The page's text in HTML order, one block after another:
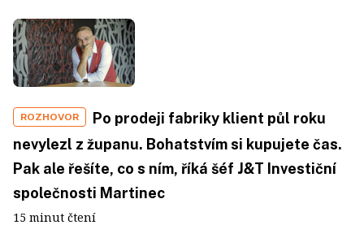
ROZHOVOR
Po prodeji fabriky klient půl roku
nevylezl z županu. Bohatstvím si kupujete čas.
Pak ale řešíte, co s ním, říká šéf J&T Investiční
společnosti Martinec
15 minut čtení